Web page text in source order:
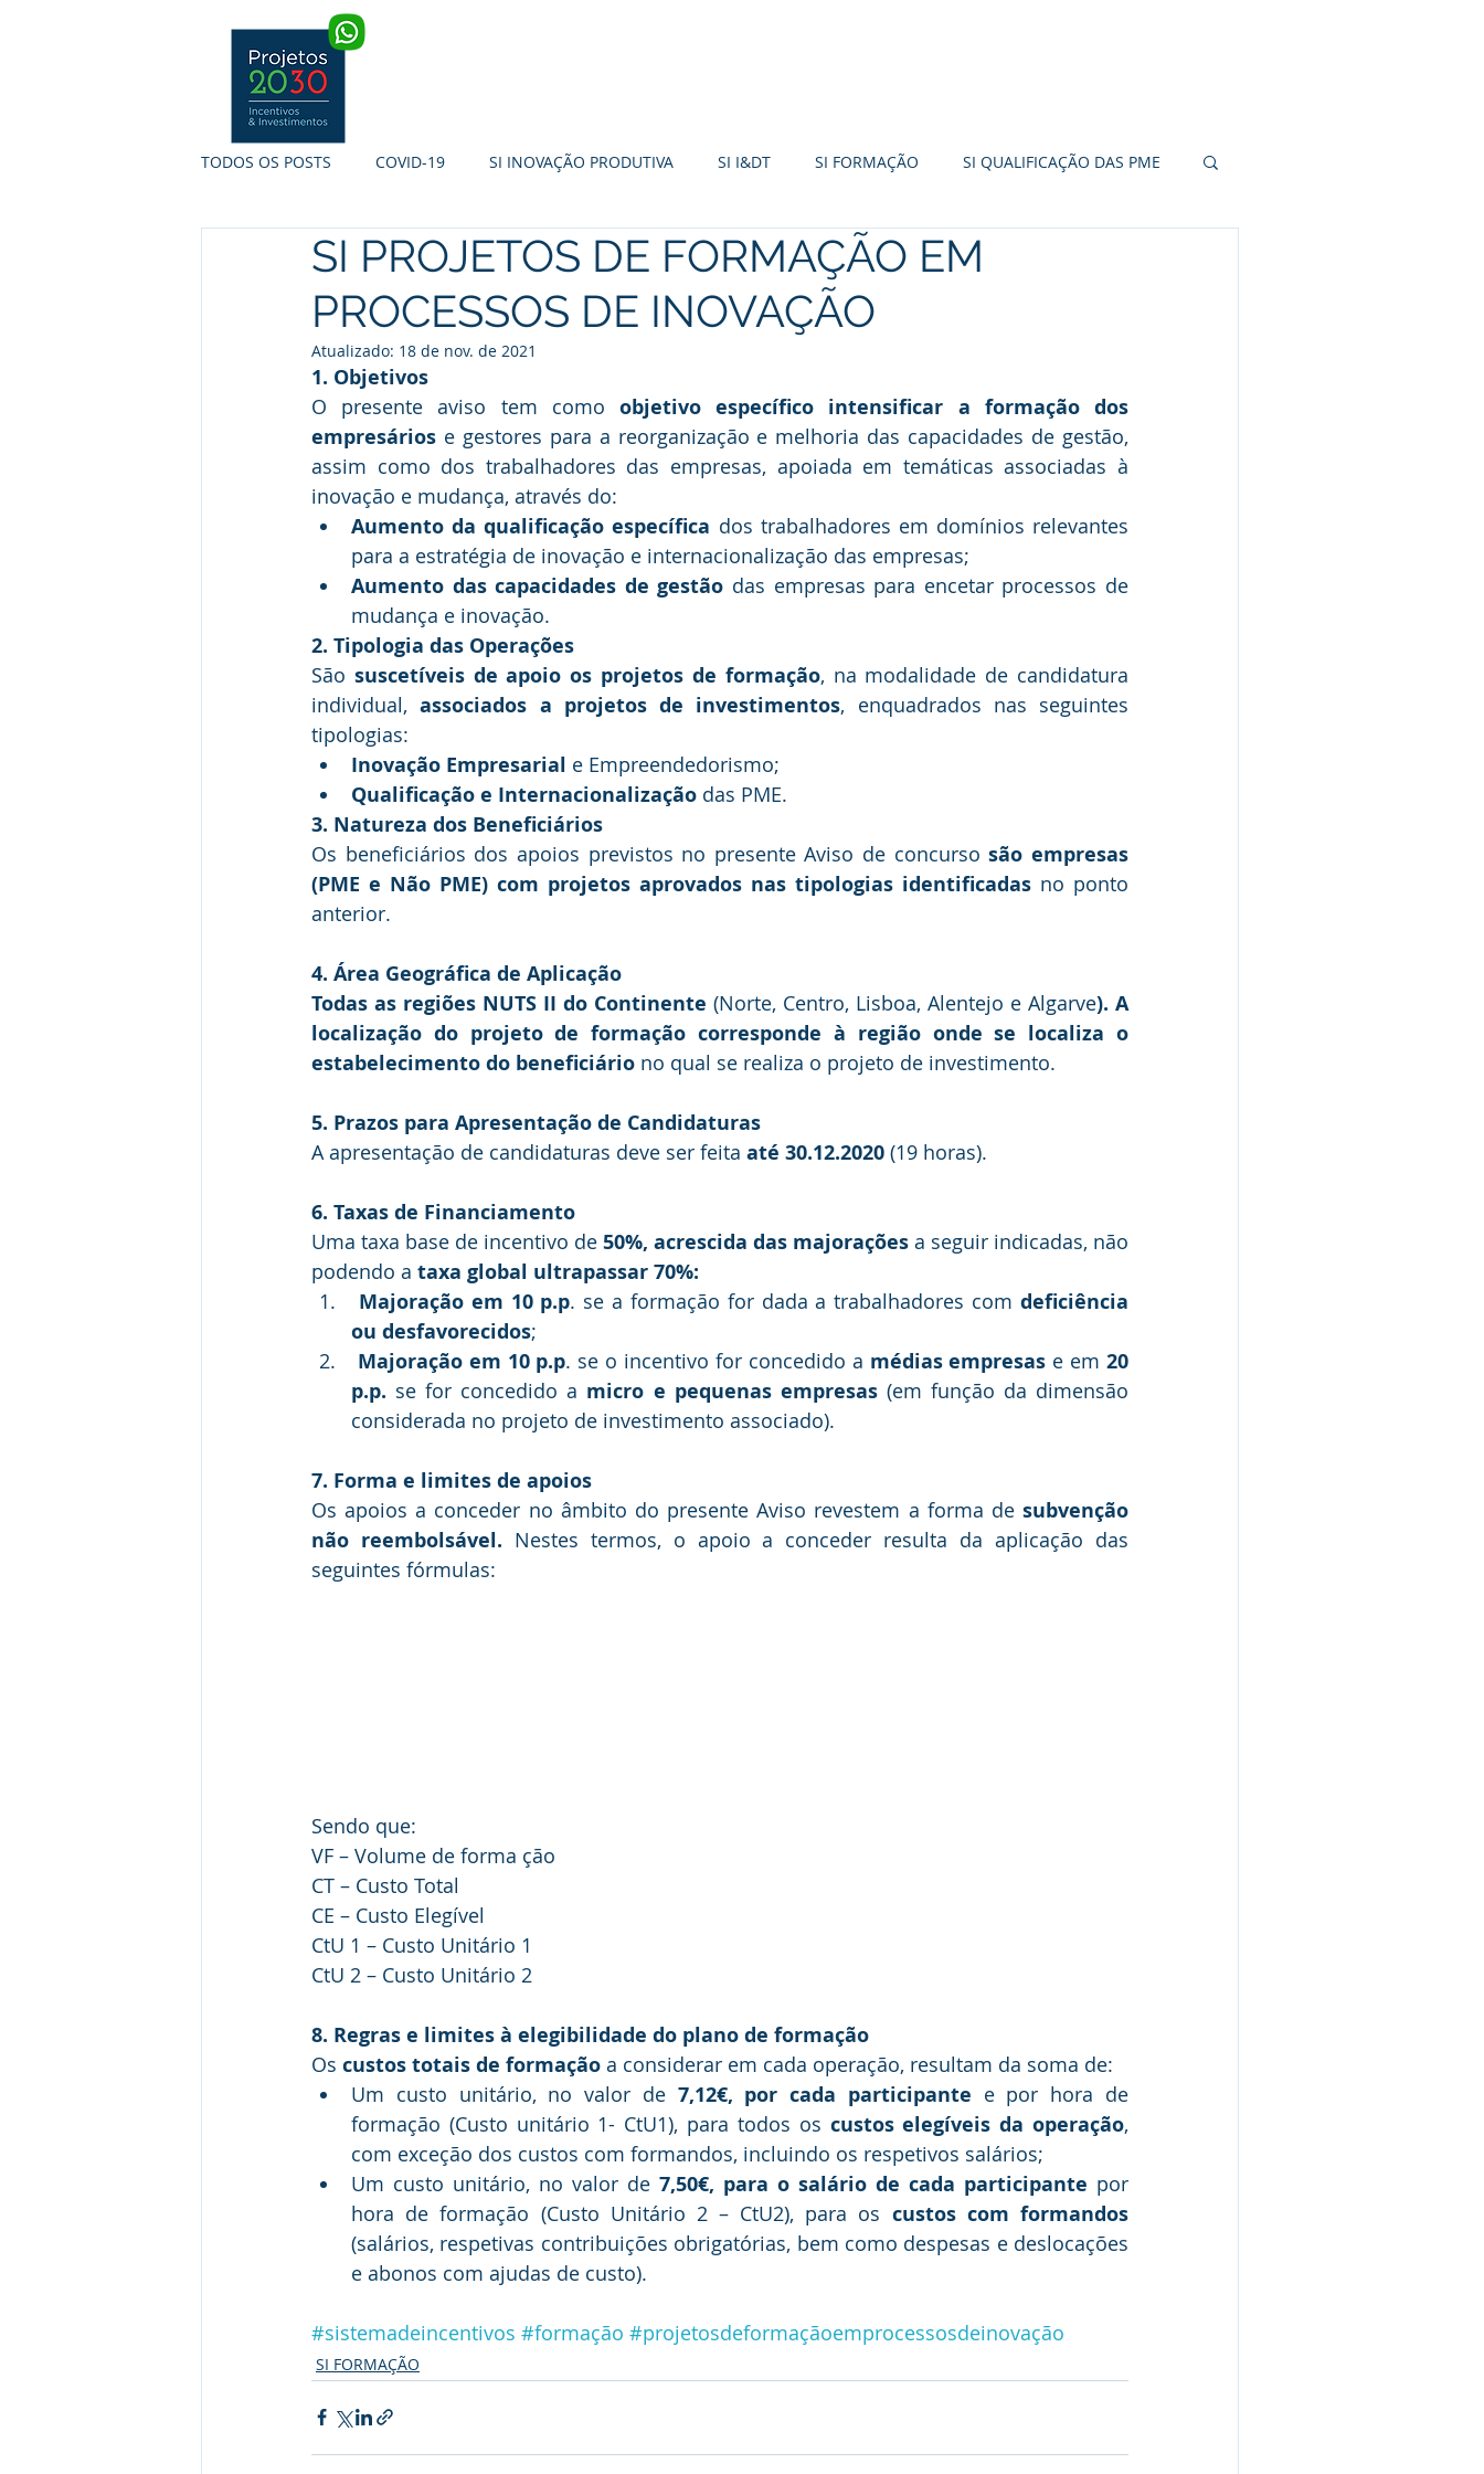
TODOS OS POSTS COVID-19 SI INOVAÇÃO PRODUTIVA SI I&DT SI FORMAÇÃO SI QUALIFICAÇÃO DAS PME
SI INTERNACIONALIZAÇÃO SI EMPREENDEDORISMO +CO3SO SME FUND PDR2020
PT2030
SI PROJETOS DE FORMAÇÃO EM
PROCESSOS DE INOVAÇÃO
Atualizado: 18 de nov. de 2021
1. Objetivos
O presente aviso tem como objetivo específico intensificar a formação dos
empresários e gestores para a reorganização e melhoria das capacidades de gestão,
assim como dos trabalhadores das empresas, apoiada em temáticas associadas à
inovação e mudança, através do:
Aumento da qualificação específica dos trabalhadores em domínios relevantes
para a estratégia de inovação e internacionalização das empresas;
Aumento das capacidades de gestão das empresas para encetar processos de
mudança e inovação.
2. Tipologia das Operações
São suscetíveis de apoio os projetos de formação, na modalidade de candidatura
individual, associados a projetos de investimentos, enquadrados nas seguintes
tipologias:
Inovação Empresarial e Empreendedorismo;
Qualificação e Internacionalização das PME.
3. Natureza dos Beneficiários
Os beneficiários dos apoios previstos no presente Aviso de concurso são empresas
(PME e Não PME) com projetos aprovados nas tipologias identificadas no ponto
anterior.
4. Área Geográfica de Aplicação
Todas as regiões NUTS II do Continente (Norte, Centro, Lisboa, Alentejo e Algarve). A
localização do projeto de formação corresponde à região onde se localiza o
estabelecimento do beneficiário no qual se realiza o projeto de investimento.
5. Prazos para Apresentação de Candidaturas
A apresentação de candidaturas deve ser feita até 30.12.2020 (19 horas).
6. Taxas de Financiamento
Uma taxa base de incentivo de 50%, acrescida das majorações a seguir indicadas, não
podendo a taxa global ultrapassar 70%:
Majoração em 10 p.p. se a formação for dada a trabalhadores com deficiência
ou desfavorecidos;
Majoração em 10 p.p. se o incentivo for concedido a médias empresas e em 20
p.p. se for concedido a micro e pequenas empresas (em função da dimensão
considerada no projeto de investimento associado).
7. Forma e limites de apoios
Os apoios a conceder no âmbito do presente Aviso revestem a forma de subvenção
não reembolsável. Nestes termos, o apoio a conceder resulta da aplicação das
seguintes fórmulas:
Sendo que:
VF – Volume de forma ção
CT – Custo Total
CE – Custo Elegível
CtU 1 – Custo Unitário 1
CtU 2 – Custo Unitário 2
8. Regras e limites à elegibilidade do plano de formação
Os custos totais de formação a considerar em cada operação, resultam da soma de:
Um custo unitário, no valor de 7,12€, por cada participante e por hora de
formação (Custo unitário 1- CtU1), para todos os custos elegíveis da operação,
com exceção dos custos com formandos, incluindo os respetivos salários;
Um custo unitário, no valor de 7,50€, para o salário de cada participante por
hora de formação (Custo Unitário 2 – CtU2), para os custos com formandos
(salários, respetivas contribuições obrigatórias, bem como despesas e deslocações
e abonos com ajudas de custo).
#sistemadeincentivos #formação #projetosdeformaçãoemprocessosdeinovação
SI FORMAÇÃO